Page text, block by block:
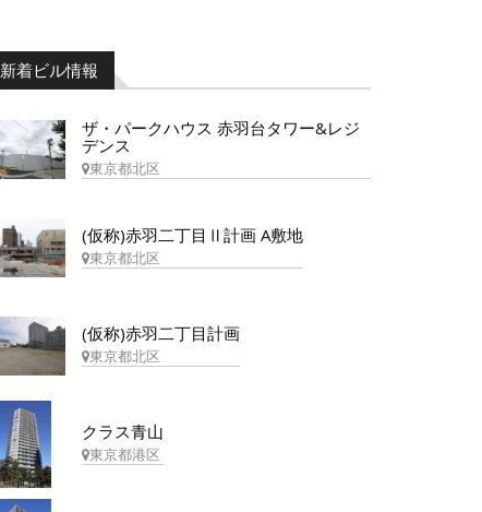
新着ビル情報
ザ・パークハウス 赤羽台タワー&レジ
デンス
東京都北区
(仮称)赤羽二丁目Ⅱ計画 A敷地
東京都北区
(仮称)赤羽二丁目計画
東京都北区
クラス青山
東京都港区